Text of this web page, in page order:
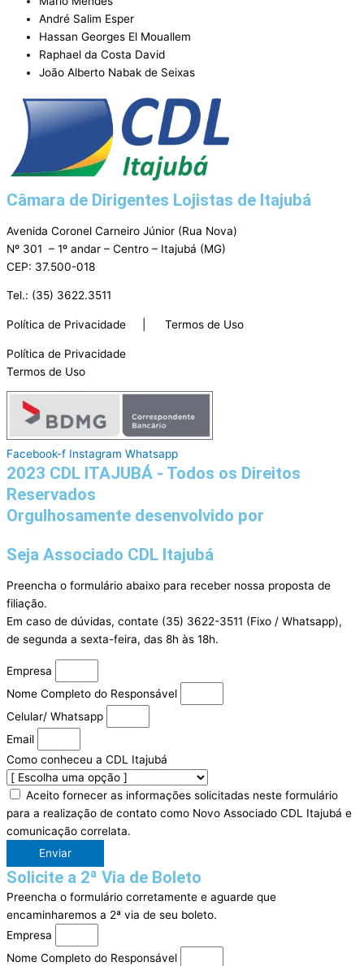
André Salim Esper
Hassan Georges El Mouallem
Raphael da Costa David
João Alberto Nabak de Seixas
Câmara de Dirigentes Lojistas de Itajubá
Avenida Coronel Carneiro Júnior (Rua Nova)
Nº 301 – 1º andar – Centro – Itajubá (MG)
CEP: 37.500-018
Tel.: (35) 3622.3511
Política de Privacidade | Termos de Uso
Política de Privacidade
Termos de Uso
Facebook-f Instagram Whatsapp
2023 CDL ITAJUBÁ - Todos os Direitos
Reservados
Orgulhosamente desenvolvido por
Seja Associado CDL Itajubá
Preencha o formulário abaixo para receber nossa proposta de
filiação.
Em caso de dúvidas, contate (35) 3622-3511 (Fixo / Whatsapp),
de segunda a sexta-feira, das 8h às 18h.
Empresa
Nome Completo do Responsável
Celular/ Whatsapp
Email
Como conheceu a CDL Itajubá
Aceito fornecer as informações solicitadas neste formulário
para a realização de contato como Novo Associado CDL Itajubá e
comunicação correlata.
Enviar
Solicite a 2ª Via de Boleto
Preencha o formulário corretamente e aguarde que
encaminharemos a 2ª via de seu boleto.
Empresa
Nome Completo do Responsável